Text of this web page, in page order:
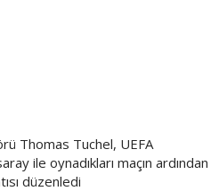
Thomas Tuchel, UEFA
ile oynadıkları maçın ardından
düzenledi